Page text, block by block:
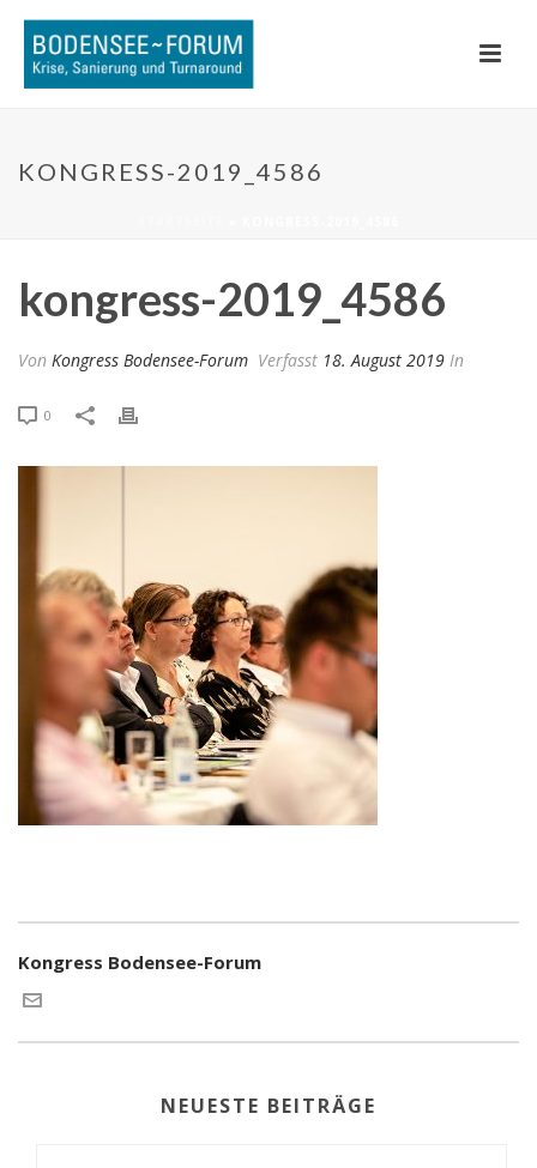
KONGRESS-2019_4586
kongress-2019_4586
Von Kongress Bodensee-Forum Verfasst 18. August 2019 In
0
Kongress Bodensee-Forum
NEUESTE BEITRÄGE